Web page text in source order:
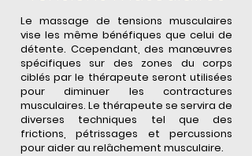
Le massage de tensions musculaires
vise les même bénéfiques que celui de
détente. Ccependant, des manœuvres
spécifiques sur des zones du corps
ciblés par le thérapeute seront utilisées
pour diminuer les contractures
musculaires. Le thérapeute se servira de
diverses techniques tel que des
frictions, pétrissages et percussions
pour aider au relâchement musculaire.